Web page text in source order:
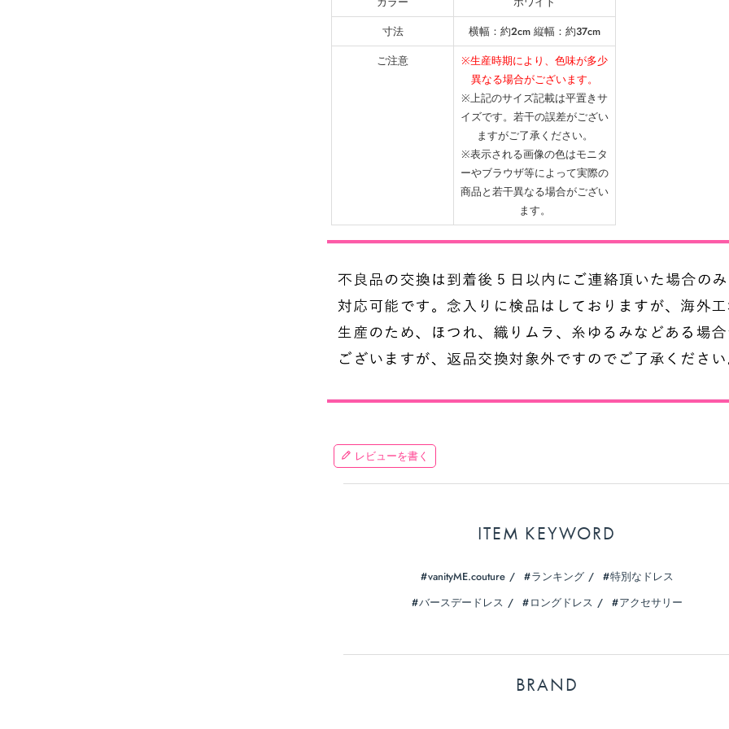
寸法
横幅：約2cm 縦幅：約37cm
ご注意
※生産時期により、色味が多少
異なる場合がございます。
※上記のサイズ記載は平置きサ
イズです。若干の誤差がござい
ますがご了承ください。
※表示される画像の色はモニタ
ーやブラウザ等によって実際の
商品と若干異なる場合がござい
ます。
レビューを書く
ITEM KEYWORD
vanityME.couture ランキング
特別なドレス
バースデードレス
ロングドレス アクセサリー
BRAND